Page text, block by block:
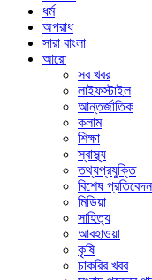
ধর্ম
অপরাধ
সারা বাংলা
আরো
সব খবর
লাইফস্টাইল
আন্তর্জাতিক
কলাম
শিক্ষা
স্বাস্থ্য
তথ্যপ্রযুক্তি
বিশেষ প্রতিবেদন
মিডিয়া
সাহিত্য
আবহাওয়া
কৃষি
চাকরির খবর